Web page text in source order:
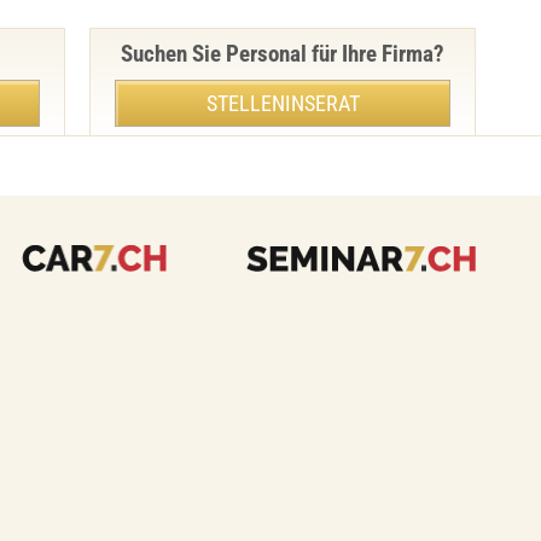
Suchen Sie Personal für Ihre Firma?
STELLENINSERAT